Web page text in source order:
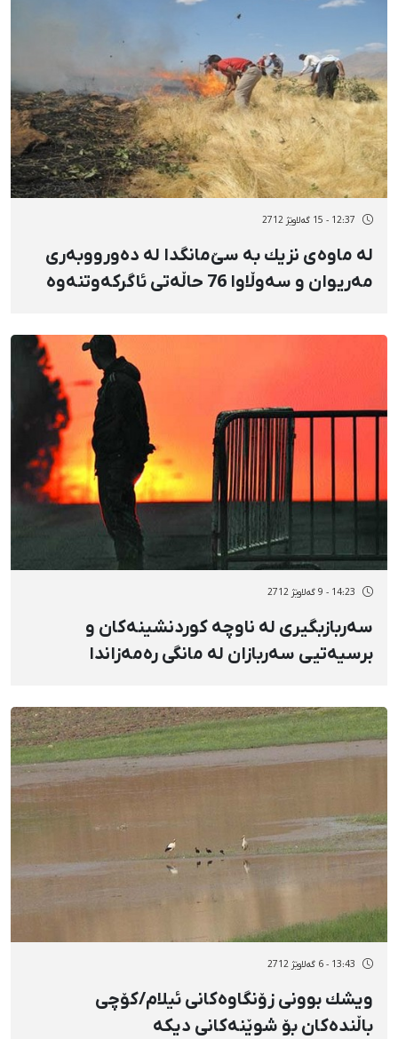
12:37 - 15 گەلاوێژ 2712
لە ماوەی نزیك بە سێ‌مانگدا لە دەورووبەری
مەریوان و سەوڵاوا 76 حاڵەتی ئاگركەوتنەوە
14:23 - 9 گەلاوێژ 2712
سەربازبگیری لە ناوچە كوردنشینەكان و
برسیەتیی سەربازان لە مانگی رەمەزاندا
13:43 - 6 گەلاوێژ 2712
ویشك بوونی زۆنگاوەكانی ئیلام/كۆچی
باڵندەكان بۆ شوێنەكانی دیكە